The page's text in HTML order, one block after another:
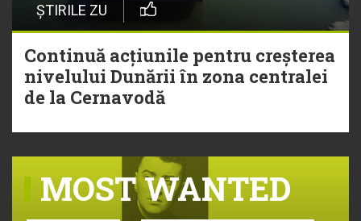
ȘTIRILE ZU
Continuă acțiunile pentru creșterea
nivelului Dunării în zona centralei
de la Cernavodă
MOST WANTED